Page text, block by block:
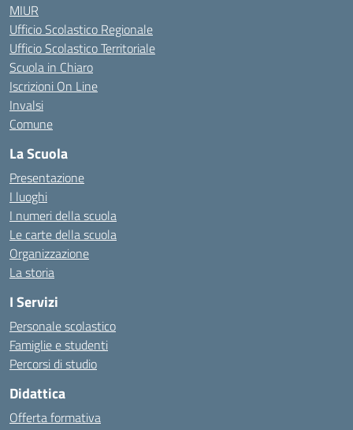
MIUR
Ufficio Scolastico Regionale
Ufficio Scolastico Territoriale
Scuola in Chiaro
Iscrizioni On Line
Invalsi
Comune
La Scuola
Presentazione
I luoghi
I numeri della scuola
Le carte della scuola
Organizzazione
La storia
I Servizi
Personale scolastico
Famiglie e studenti
Percorsi di studio
Didattica
Offerta formativa